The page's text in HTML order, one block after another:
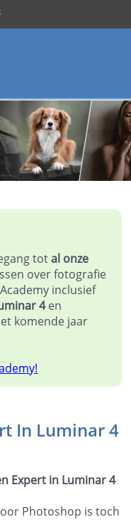
total onze
over fotografie
inclusief
4en
komende jaar
In Luminar 4
Expert in Luminar 4
Photoshop is toch